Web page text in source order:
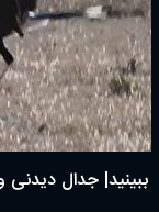
ببینید| جدال